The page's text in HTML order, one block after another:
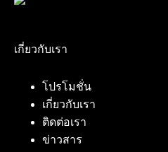
เกี่ยวกับเรา
โปรโมชั่น
เกี่ยวกับเรา
ติดต่อเรา
ข่าวสาร